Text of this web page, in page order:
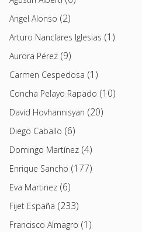
Angel Alonso (2)
Arturo Nanclares Iglesias (1)
Aurora Pérez (9)
Carmen Cespedosa (1)
Concha Pelayo Rapado (10)
David Hovhannisyan (20)
Diego Caballo (6)
Domingo Martínez (4)
Enrique Sancho (177)
Eva Martinez (6)
Fijet España (233)
Francisco Almagro (1)